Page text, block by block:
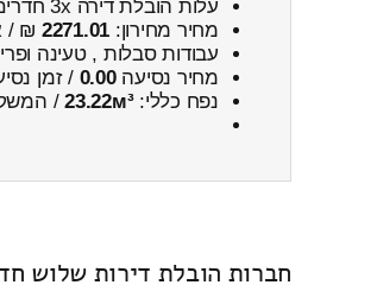
עלות הובלת דירה 3x חדרים מזכרון יעקב ← לתפרח
מחיר מחירון: 2271.01
₪ /
עבודות סבלות , טעינה
מחיר נסיעה0.00 / זמן
נפח כללי:23.22м³
/
חברות הובלת דירות שלוש